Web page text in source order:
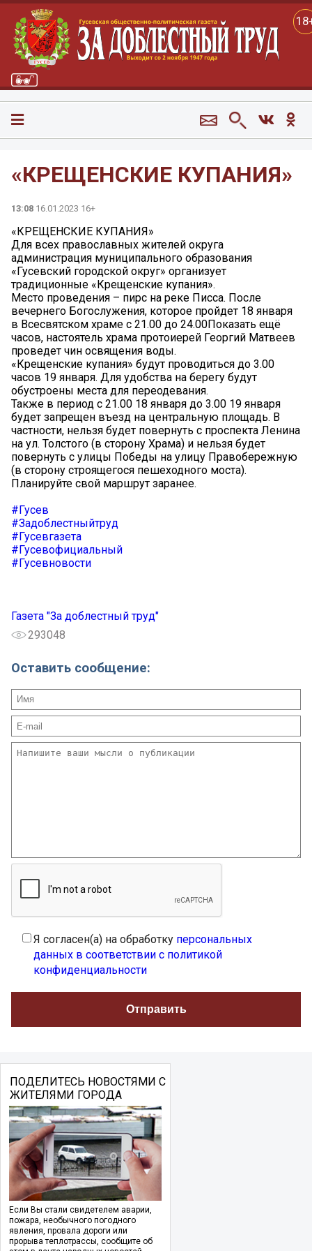
«КРЕЩЕНСКИЕ КУПАНИЯ»
13:08 16.01.2023 16+
«КРЕЩЕНСКИЕ КУПАНИЯ»
Для всех православных жителей округа
администрация муниципального образования
«Гусевский городской округ» организует
традиционные «Крещенские купания».
Место проведения – пирс на реке Писса. После
вечернего Богослужения, которое пройдет 18 января
в Всесвятском храме с 21.00 до 24.00Показать ещё
часов, настоятель храма протоиерей Георгий Матвеев
проведет чин освящения воды.
«Крещенские купания» будут проводиться до 3.00
часов 19 января. Для удобства на берегу будут
обустроены места для переодевания.
Также в период с 21.00 18 января до 3.00 19 января
будет запрещен въезд на центральную площадь. В
частности, нельзя будет повернуть с проспекта Ленина
на ул. Толстого (в сторону Храма) и нельзя будет
повернуть с улицы Победы на улицу Правобережную
(в сторону строящегося пешеходного моста).
Планируйте свой маршрут заранее.
#Гусев
#Задоблестныйтруд
#Гусевгазета
#Гусевофициальный
#Гусевновости
Газета "За доблестный труд"
293048
Оставить сообщение:
Я согласен(а) на обработку персональных
данных в соответствии с политикой
конфиденциальности
ПОДЕЛИТЕСЬ НОВОСТЯМИ С
ЖИТЕЛЯМИ ГОРОДА
Если Вы стали свидетелем аварии,
пожара, необычного погодного
явления, провала дороги или
прорыва теплотрассы, сообщите об